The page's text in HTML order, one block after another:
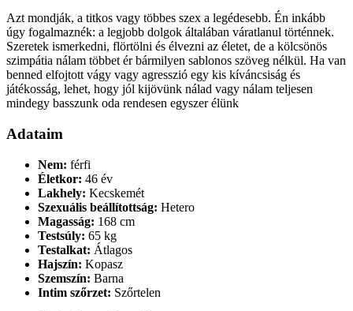
Azt mondják, a titkos vagy többes szex a legédesebb. Én inkább
úgy fogalmaznék: a legjobb dolgok általában váratlanul történnek.
Szeretek ismerkedni, flörtölni és élvezni az életet, de a kölcsönös
szimpátia nálam többet ér bármilyen sablonos szöveg nélkül. Ha van
benned elfojtott vágy vagy agresszió egy kis kíváncsiság és
játékosság, lehet, hogy jól kijövünk nálad vagy nálam teljesen
mindegy basszunk oda rendesen egyszer élünk
Adataim
Nem: férfi
Életkor: 46 év
Lakhely: Kecskemét
Szexuális beállítottság: Hetero
Magasság: 168 cm
Testsúly: 65 kg
Testalkat: Átlagos
Hajszín: Kopasz
Szemszín: Barna
Intim szőrzet: Szőrtelen